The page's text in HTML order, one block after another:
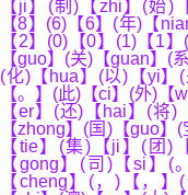
【ji】(制)【zhi】(始)
【8】(6)【6】(年)【
【2】(0)【0】(1)【1
【guo】(关)【guan】(
(化)【hua】(以)【yi】
【。】(此)【ci】(外)【
【er】(还)【hai】(将
【zhong】(国)【guo
【tie】(集)【ji】(团)
【gong】(司)【si】
【cheng】(，)【，